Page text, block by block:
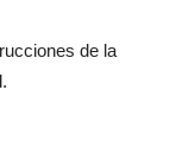
de la